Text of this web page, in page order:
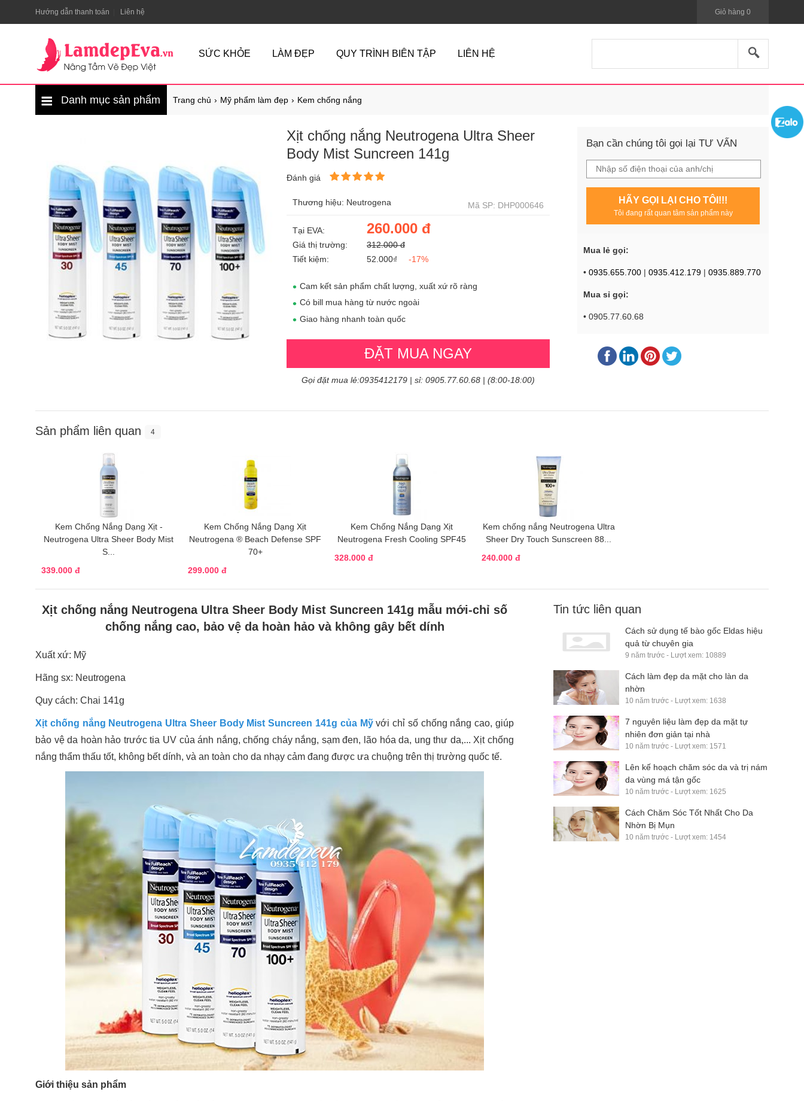
Hướng dẫn thanh toán Liên hệ Giỏ hàng 0
SỨC KHỎE LÀM ĐẸP QUY TRÌNH BIÊN TẬP LIÊN HỆ
Danh mục sản phẩm Trang chủ Mỹ phẩm làm đẹp Kem chống nắng
Xịt chống nắng Neutrogena Ultra Sheer
Body Mist Suncreen 141g
Đánh giá
Thương hiệu: Neutrogena Mã SP: DHP000646
Tại EVA: 260.000 đ
Giá thị trường:
312.000 đ
Tiết kiệm:
52.000₫ -17%
Cam kết sản phẩm chất lượng, xuất xứ rõ ràng
Có bill mua hàng từ nước ngoài
Giao hàng nhanh toàn quốc
ĐẶT MUA NGAY
Gọi đặt mua lẻ:0935412179 | sỉ: 0905.77.60.68 | (8:00-18:00)
Bạn cần chúng tôi gọi lại TƯ VẤN
HÃY GỌI LẠI CHO TÔI!!!
Tôi đang rất quan tâm sản phẩm này
Mua lẻ gọi:
• 0935.655.700 | 0935.412.179 | 0935.889.770
Mua sỉ gọi:
• 0905.77.60.68
Sản phẩm liên quan 4
Kem Chống Nắng Dạng Xịt -
Neutrogena Ultra Sheer Body Mist
S...
339.000 đ
Kem Chống Nắng Dạng Xịt
Neutrogena ® Beach Defense SPF
70+
299.000 đ
Kem Chống Nắng Dạng Xịt
Neutrogena Fresh Cooling SPF45
328.000 đ
Kem chống nắng Neutrogena Ultra
Sheer Dry Touch Sunscreen 88...
240.000 đ
Xịt chống nắng Neutrogena Ultra Sheer Body Mist Suncreen 141g mẫu mới-chỉ số
chống nắng cao, bảo vệ da hoàn hảo và không gây bết dính
Xuất xứ: Mỹ
Hãng sx: Neutrogena
Quy cách: Chai 141g
Xịt chống nắng Neutrogena Ultra Sheer Body Mist Suncreen 141g của Mỹvới chỉ số chống nắng cao, giúp
bảo vệ da hoàn hảo trước tia UV của ánh nắng, chống cháy nắng, sạm đen, lão hóa da, ung thư da,... Xịt chống
nắng thẩm thấu tốt, không bết dính, và an toàn cho da nhạy cảm đang được ưa chuộng trên thị trường quốc tế.
Giới thiệu sản phẩm
Tin tức liên quan
Cách sử dụng tế bào gốc Eldas hiệu
quả từ chuyên gia
9 năm trước - Lượt xem: 10889
Cách làm đẹp da mặt cho làn da
nhờn
10 năm trước - Lượt xem: 1638
7 nguyên liệu làm đẹp da mặt tự
nhiên đơn giản tại nhà
10 năm trước - Lượt xem: 1571
Lên kế hoạch chăm sóc da và trị nám
da vùng má tận gốc
10 năm trước - Lượt xem: 1625
Cách Chăm Sóc Tốt Nhất Cho Da
Nhờn Bị Mụn
10 năm trước - Lượt xem: 1454